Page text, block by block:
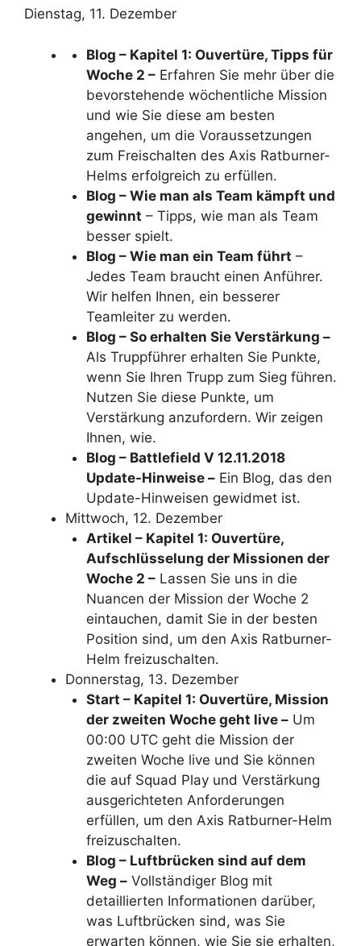
Dienstag, 11. Dezember
Blog – Kapitel 1: Ouvertüre, Tipps für
Woche 2 –Erfahren Sie mehr über die
bevorstehende wöchentliche Mission
und wie Sie diese am besten
angehen, um die Voraussetzungen
zum Freischalten des Axis Ratburner-
Helms erfolgreich zu erfüllen.
Blog – Wie man als Team kämpft und
gewinnt – Tipps, wie man als Team
besser spielt.
Blog – Wie man ein Team führt –
Jedes Team braucht einen Anführer.
Wir helfen Ihnen, ein besserer
Teamleiter zu werden.
Blog – So erhalten Sie Verstärkung –
Als Truppführer erhalten Sie Punkte,
wenn Sie Ihren Trupp zum Sieg führen.
Nutzen Sie diese Punkte, um
Verstärkung anzufordern. Wir zeigen
Ihnen, wie.
Blog – Battlefield V 12.11.2018
Update-Hinweise –Ein Blog, das den
Update-Hinweisen gewidmet ist.
Mittwoch, 12. Dezember
Artikel – Kapitel 1: Ouvertüre,
Aufschlüsselung der Missionen der
Woche 2 –Lassen Sie uns in die
Nuancen der Mission der Woche 2
eintauchen, damit Sie in der besten
Position sind, um den Axis Ratburner-
Helm freizuschalten.
Donnerstag, 13. Dezember
Start – Kapitel 1: Ouvertüre, Mission
der zweiten Woche geht live –Um
00:00 UTC geht die Mission der
zweiten Woche live und Sie können
die auf Squad Play und Verstärkung
ausgerichteten Anforderungen
erfüllen, um den Axis Ratburner-Helm
freizuschalten.
Blog – Luftbrücken sind auf dem
Weg –Vollständiger Blog mit
detaillierten Informationen darüber,
was Luftbrücken sind, was Sie
erwarten können, wie Sie sie erhalten,